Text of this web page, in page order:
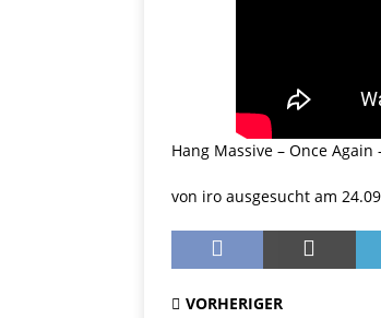
Hang Massive – Once
von iro ausgesucht am
VORHERIGER